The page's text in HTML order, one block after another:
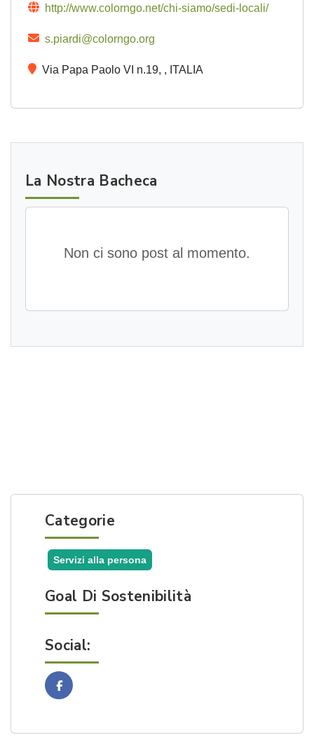
http://www.colorngo.net/chi-siamo/sedi-locali/
s.piardi@colorngo.org
Via Papa Paolo VI n.19, , ITALIA
La Nostra Bacheca
Non ci sono post al momento.
Categorie
Servizi alla persona
Goal Di Sostenibilità
Social:
Facebook